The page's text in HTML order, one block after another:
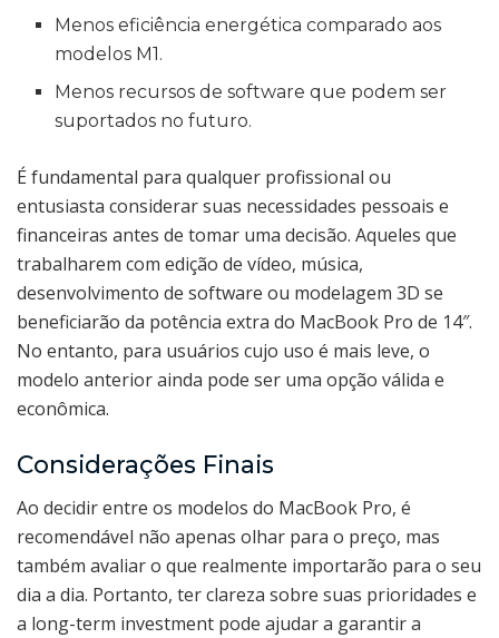
Menos eficiência energética comparado aos
modelos M1.
Menos recursos de software que podem ser
suportados no futuro.
É fundamental para qualquer profissional ou
entusiasta considerar suas necessidades pessoais e
financeiras antes de tomar uma decisão. Aqueles que
trabalharem com edição de vídeo, música,
desenvolvimento de software ou modelagem 3D se
beneficiarão da potência extra do MacBook Pro de 14″.
No entanto, para usuários cujo uso é mais leve, o
modelo anterior ainda pode ser uma opção válida e
econômica.
Considerações Finais
Ao decidir entre os modelos do MacBook Pro, é
recomendável não apenas olhar para o preço, mas
também avaliar o que realmente importarão para o seu
dia a dia. Portanto, ter clareza sobre suas prioridades e
a long-term investment pode ajudar a garantir a